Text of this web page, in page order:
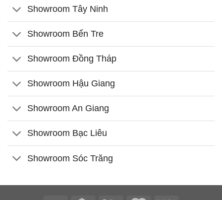
Showroom Tây Ninh
Showroom Bến Tre
Showroom Đồng Tháp
Showroom Hậu Giang
Showroom An Giang
Showroom Bạc Liêu
Showroom Sóc Trăng